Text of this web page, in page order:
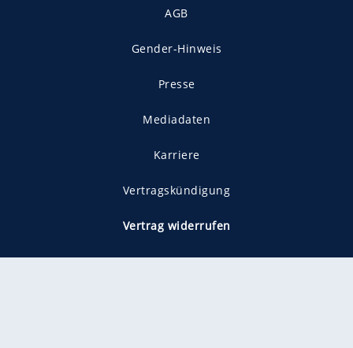
AGB
Gender-Hinweis
Presse
Mediadaten
Karriere
Vertragskündigung
Vertrag widerrufen